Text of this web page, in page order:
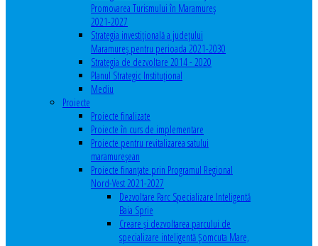
Promovarea Turismului în Maramureș
2021-2027
Strategia investiţională a județului
Maramureș pentru perioada 2021-2030
Strategia de dezvoltare 2014 - 2020
Planul Strategic Instituţional
Mediu
Proiecte
Proiecte finalizate
Proiecte în curs de implementare
Proiecte pentru revitalizarea satului
maramureşean
Proiecte finanțate prin Programul Regional
Nord-Vest 2021-2027
Dezvoltare Parc Specializare Inteligentă
Baia Sprie
Creare și dezvoltarea parcului de
specializare inteligentă Șomcuta Mare,